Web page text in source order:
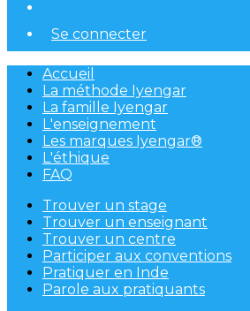
Se connecter
Accueil
La méthode Iyengar
La famille Iyengar
L'enseignement
Les marques Iyengar®
L'éthique
FAQ
Trouver un stage
Trouver un enseignant
Trouver un centre
Participer aux conventions
Pratiquer en Inde
Parole aux pratiquants